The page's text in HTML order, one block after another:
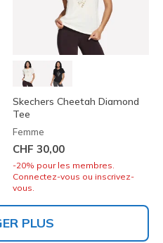
Skechers Cheetah Diamond
Tee
Femme
CHF 30,00
-20% pour les membres.
Connectez-vous ou inscrivez-
vous.
PLUS